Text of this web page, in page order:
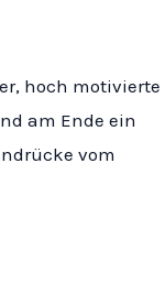
hoch motivierte
am Ende ein
vom